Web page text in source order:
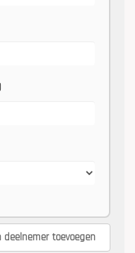
deelnemer toevoegen